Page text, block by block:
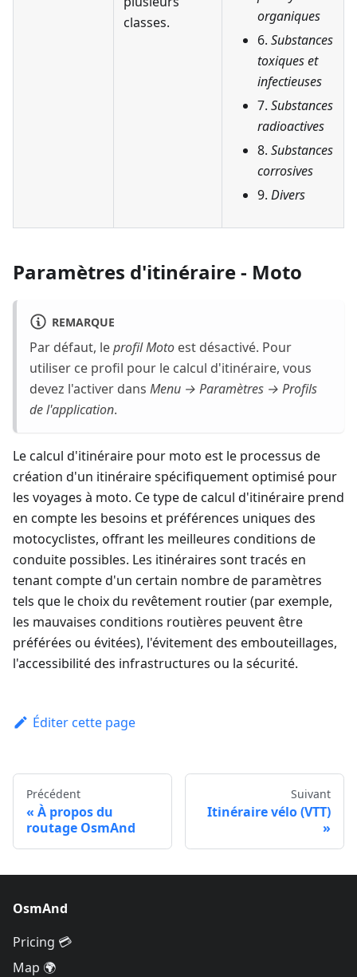
classes.
organiques
6. Substances
toxiques et
infectieuses
7. Substances
radioactives
8. Substances
corrosives
9. Divers
Paramètres d'itinéraire - Moto
REMARQUE
Par défaut, leprofil Moto est désactivé. Pour
utiliser ce profil pour le calcul d'itinéraire, vous
devez l'activer dans Menu → Paramètres → Profils
de l'application.
Le calcul d'itinéraire pour moto est le processus de
création d'un itinéraire spécifiquement optimisé pour
les voyages à moto. Ce type de calcul d'itinéraire prend
en compte les besoins et préférences uniques des
motocyclistes, offrant les meilleures conditions de
conduite possibles. Les itinéraires sont tracés en
tenant compte d'un certain nombre de paramètres
tels que le choix du revêtement routier (par exemple,
les mauvaises conditions routières peuvent être
préférées ou évitées), l'évitement des embouteillages,
l'accessibilité des infrastructures ou la sécurité.
Éditer cette page
Précédent
À propos du
routage OsmAnd
Suivant
Itinéraire vélo (VTT)
OsmAnd
Pricing 💳
Map 🌍